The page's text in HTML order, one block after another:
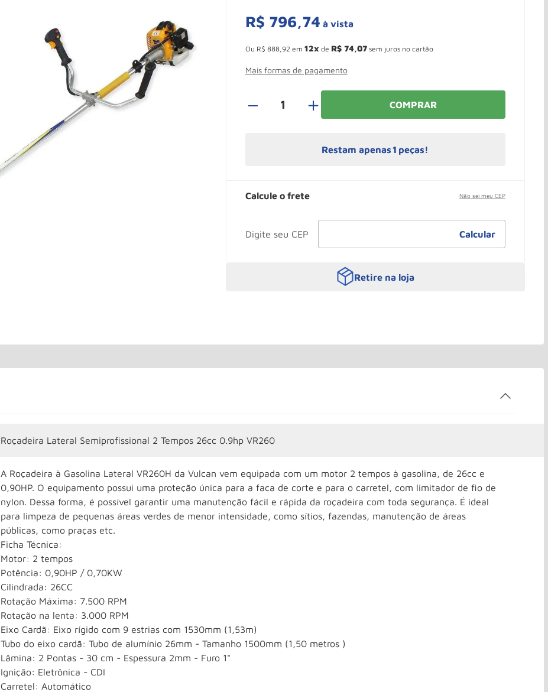
R$ 796,74 à vista
Ou R$ 888, 92 em 12 de R$ 74,07sem juros no cartão
Mais formas de pagamento
＋ COMPRAR
Restam apenas 1 peças!
Calcule o frete Não sei meu CEP
Retire na loja
Roçadeira Lateral Semiprofissional 2 Tempos 26cc 0.9hp VR260
A Roçadeira à Gasolina Lateral VR260H da Vulcan vem equipada com um motor 2 tempos à gasolina, de 26cc e
0,90HP. O equipamento possui uma proteção única para a faca de corte e para o carretel, com limitador de fio de
nylon. Dessa forma, é possível garantir uma manutenção fácil e rápida da roçadeira com toda segurança. É ideal
para limpeza de pequenas áreas verdes de menor intensidade, como sítios, fazendas, manutenção de áreas
públicas, como praças etc.
Ficha Técnica:
Motor: 2 tempos
Potência: 0,90HP / 0,70KW
Cilindrada: 26CC
Rotação Máxima: 7.500 RPM
Rotação na lenta: 3.000 RPM
Eixo Cardã: Eixo rígido com 9 estrias com 1530mm (1,53m)
Tubo do eixo cardã: Tubo de alumínio 26mm - Tamanho 1500mm (1,50 metros )
Lâmina: 2 Pontas - 30 cm - Espessura 2mm - Furo 1"
Ignição: Eletrônica - CDI
Carretel: Automático